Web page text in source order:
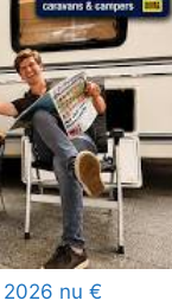
2026 nu €